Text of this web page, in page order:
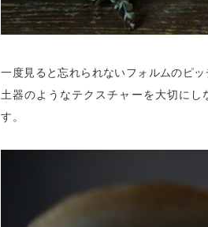
一度見ると忘れられないフォルムのピ
土器のようなテクスチャーを大切に
す。